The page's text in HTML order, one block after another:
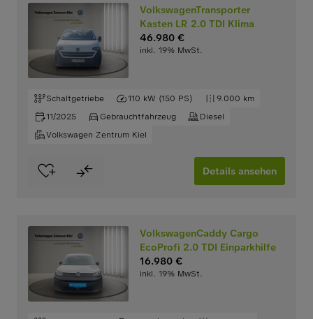
VolkswagenTransporter
Kasten LR 2.0 TDI Klima
46.980 €
inkl. 19% MwSt.
Schaltgetriebe 110 kW (150 PS)
9.000 km
11/2025
Gebrauchtfahrzeug
Diesel
Volkswagen Zentrum Kiel
Details ansehen
VolkswagenCaddy Cargo
EcoProfi 2.0 TDI Einparkhilfe
16.980 €
inkl. 19% MwSt.